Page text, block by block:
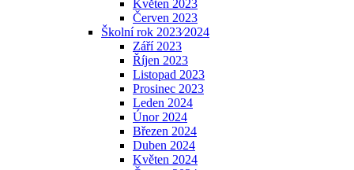
Květen 2023
Červen 2023
Školní rok 2023⁄2024
Září 2023
Říjen 2023
Listopad 2023
Prosinec 2023
Leden 2024
Únor 2024
Březen 2024
Duben 2024
Květen 2024